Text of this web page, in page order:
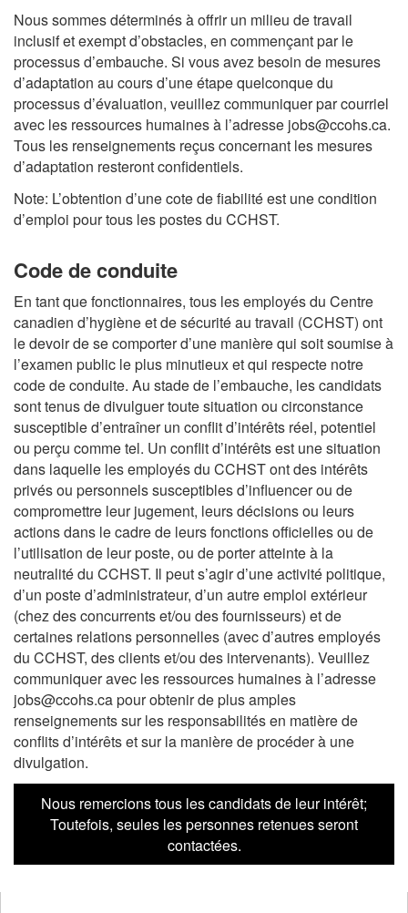
Nous sommes déterminés à offrir un milieu de travail
inclusif et exempt d’obstacles, en commençant par le
processus d’embauche. Si vous avez besoin de mesures
d’adaptation au cours d’une étape quelconque du
processus d’évaluation, veuillez communiquer par courriel
avec les ressources humaines à l’adresse jobs@ccohs.ca.
Tous les renseignements reçus concernant les mesures
d’adaptation resteront confidentiels.
Note: L’obtention d’une cote de fiabilité est une condition
d’emploi pour tous les postes du CCHST.
Code de conduite
En tant que fonctionnaires, tous les employés du Centre
canadien d’hygiène et de sécurité au travail (CCHST) ont
le devoir de se comporter d’une manière qui soit soumise à
l’examen public le plus minutieux et qui respecte notre
code de conduite. Au stade de l’embauche, les candidats
sont tenus de divulguer toute situation ou circonstance
susceptible d’entraîner un conflit d’intérêts réel, potentiel
ou perçu comme tel. Un conflit d’intérêts est une situation
dans laquelle les employés du CCHST ont des intérêts
privés ou personnels susceptibles d’influencer ou de
compromettre leur jugement, leurs décisions ou leurs
actions dans le cadre de leurs fonctions officielles ou de
l’utilisation de leur poste, ou de porter atteinte à la
neutralité du CCHST. Il peut s’agir d’une activité politique,
d’un poste d’administrateur, d’un autre emploi extérieur
(chez des concurrents et/ou des fournisseurs) et de
certaines relations personnelles (avec d’autres employés
du CCHST, des clients et/ou des intervenants). Veuillez
communiquer avec les ressources humaines à l’adresse
jobs@ccohs.ca pour obtenir de plus amples
renseignements sur les responsabilités en matière de
conflits d’intérêts et sur la manière de procéder à une
divulgation.
Nous remercions tous les candidats de leur intérêt;
Toutefois, seules les personnes retenues seront
contactées.